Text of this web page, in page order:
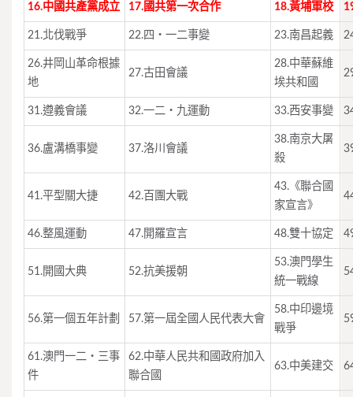
16.中國共產黨成立 17.國共第一次合作 18.黃埔軍校
21.北伐戰爭 22.四‧一二事變 23.南昌起義
26.井岡山革命根據
地
27.古田會議
28.中華蘇維
埃共和國
31.遵義會議 32.一二‧九運動 33.西安事變
36.盧溝橋事變 37.洛川會議
38.南京大屠
殺
41.平型關大捷 42.百團大戰
43.《聯合國
家宣言》
46.整風運動 47.開羅宣言 48.雙十協定
51.開國大典 52.抗美援朝
53.澳門學生
統一戰線
56.第一個五年計劃 57.第一屆全國人民代表大會
58.中印邊境
戰爭
61.澳門一二‧三事
件
62.中華人民共和國政府加入
聯合國
63.中美建交